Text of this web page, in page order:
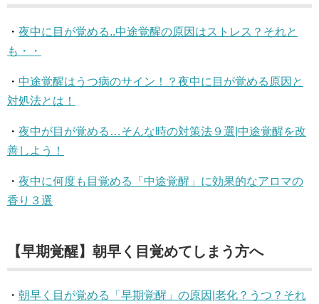
・ 夜中に目が覚める..中途覚醒の原因はストレス？それと
も・・
・ 中途覚醒はうつ病のサイン！？夜中に目が覚める原因と
対処法とは！
・ 夜中が目が覚める…そんな時の対策法９選|中途覚醒を改
善しよう！
・ 夜中に何度も目覚める「中途覚醒」に効果的なアロマの
香り３選
【早期覚醒】朝早く目覚めてしまう方へ
・ 朝早く目が覚める「早期覚醒」の原因|老化？うつ？それ